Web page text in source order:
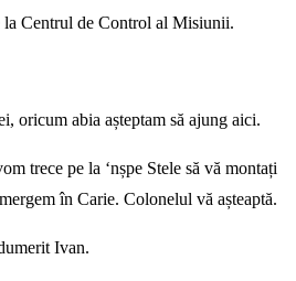
la Centrul de Control al Misiunii.
oricum abia așteptam să ajung aici.
trece pe la ‘nșpe Stele să vă montați
în Carie. Colonelul vă așteaptă.
Ivan.